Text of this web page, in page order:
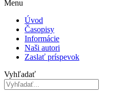
Menu
Úvod
Časopisy
Informácie
Naši autori
Zaslať príspevok
Vyhľadať